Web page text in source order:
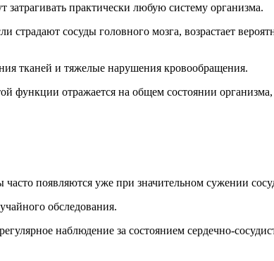
затрагивать практически любую систему организма.
сосуды головного мозга, возрастает
тканей и тяжелые нарушения кровообращения.
функции отражается на общем состоянии
появляются уже при значительном сужении
обследования.
наблюдение за состоянием сердечно-